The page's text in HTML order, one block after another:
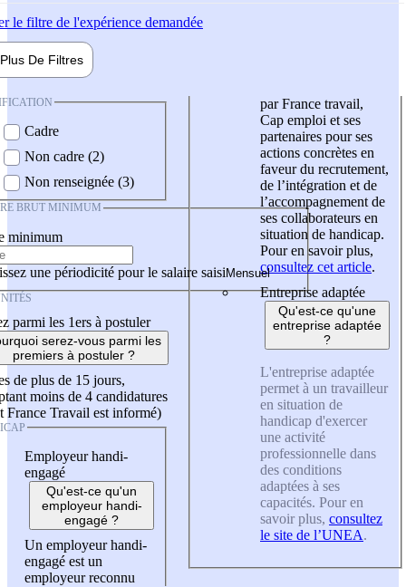
le filtre de l'expérience demandée
Plus De Filtres
Cadre
Non cadre (2)
Non renseignée (3)
BRUT MINIMUM
minimum
une périodicité pour le salaire saisi
parmi les 1ers à postuler
serez-vous parmi les
premiers à postuler ?
de plus de 15 jours,
moins de 4 candidatures
France Travail est informé)
Employeur handi-
engagé
Qu'est-ce qu'un
employeur handi-
engagé ?
Un employeur handi-
engagé est un
employeur reconnu
par France travail,
Cap emploi et ses
partenaires pour ses
actions concrètes en
faveur du recrutement,
de l’intégration et de
l’accompagnement de
ses collaborateurs en
situation de handicap.
Pour en savoir plus,
consultez cet article.
Entreprise adaptée
Qu'est-ce qu'une
entreprise adaptée
?
L'entreprise adaptée
permet à un travailleur
en situation de
handicap d'exercer
une activité
professionnelle dans
des conditions
adaptées à ses
capacités. Pour en
savoir plus, consultez
le site de l’UNEA.